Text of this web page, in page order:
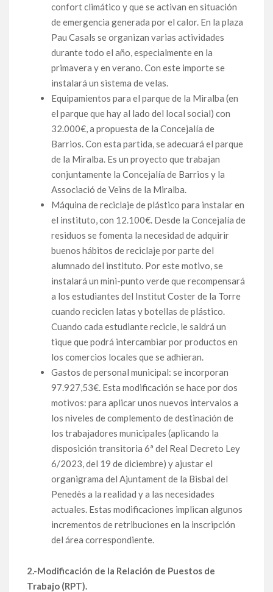
confort climático y que se activan en situación
de emergencia generada por el calor. En la plaza
Pau Casals se organizan varias actividades
durante todo el año, especialmente en la
primavera y en verano. Con este importe se
instalará un sistema de velas.
Equipamientos para el parque de la Miralba (en
el parque que hay al lado del local social) con
32.000€, a propuesta de la Concejalía de
Barrios. Con esta partida, se adecuará el parque
de la Miralba. Es un proyecto que trabajan
conjuntamente la Concejalía de Barrios y la
Associació de Veïns de la Miralba.
Máquina de reciclaje de plástico para instalar en
el instituto, con 12.100€. Desde la Concejalía de
residuos se fomenta la necesidad de adquirir
buenos hábitos de reciclaje por parte del
alumnado del instituto. Por este motivo, se
instalará un mini-punto verde que recompensará
a los estudiantes del Institut Coster de la Torre
cuando reciclen latas y botellas de plástico.
Cuando cada estudiante recicle, le saldrá un
tique que podrá intercambiar por productos en
los comercios locales que se adhieran.
Gastos de personal municipal: se incorporan
97.927,53€. Esta modificación se hace por dos
motivos: para aplicar unos nuevos intervalos a
los niveles de complemento de destinación de
los trabajadores municipales (aplicando la
disposición transitoria 6ª del Real Decreto Ley
6/2023, del 19 de diciembre) y ajustar el
organigrama del Ajuntament de la Bisbal del
Penedès a la realidad y a las necesidades
actuales. Estas modificaciones implican algunos
incrementos de retribuciones en la inscripción
del área correspondiente.
2.-Modificación de la Relación de Puestos de
Trabajo (RPT).